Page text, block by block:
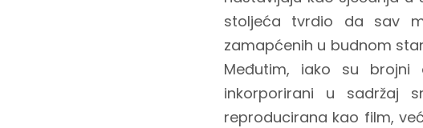
stoljeća tvrdio da sav
zamapćenih u budnom
Međutim, iako su brojni
inkorporirani u sadržaj
reproducirana kao film,